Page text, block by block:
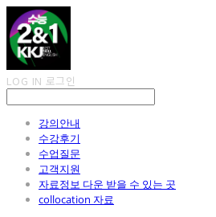
LOG IN 로그인
강의안내
수강후기
수업질문
고객지원
자료정보 다운 받을 수 있는 곳
collocation 자료